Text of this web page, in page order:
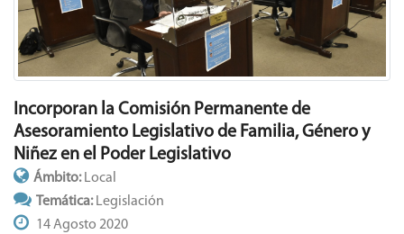
Incorporan la Comisión Permanente de
Asesoramiento Legislativo de Familia, Género y
Niñez en el Poder Legislativo
Ámbito: Local
Temática: Legislación
14 Agosto 2020